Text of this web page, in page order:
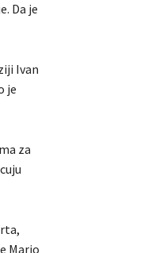
Da je
Ivan
je
za
Mario